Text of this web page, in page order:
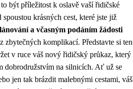
být příležitost k oslavě vaší řidičské
krásných cest, které jste již
a včasným podáním žádosti
zbytečných komplikací. Představte si ten
v ruce váš nový řidičský průkaz, který
dobrodružstvím na silnicích. Ať už se
jen tak brázdit malebnými cestami, váš